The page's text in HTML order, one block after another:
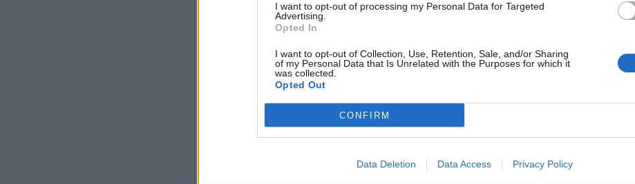
I want to opt-out of processing my Personal Data for Targeted
Advertising.
Opted In
I want to opt-out of Collection, Use, Retention, Sale, and/or Sharing
of my Personal Data that Is Unrelated with the Purposes for which it
was collected.
Opted Out
CONFIRM
Data Deletion Data Access Privacy Policy